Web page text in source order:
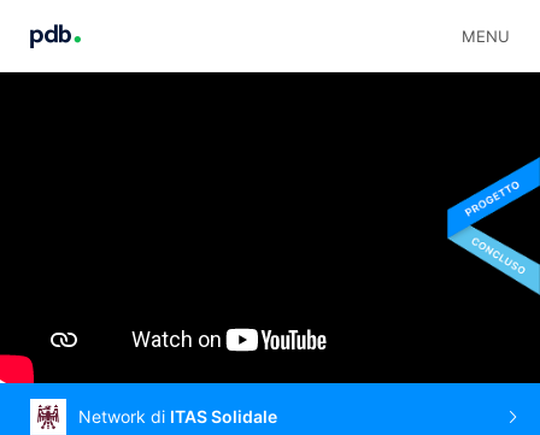
MENU
Network di ITAS Solidale